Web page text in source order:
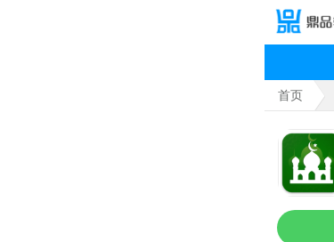
首页